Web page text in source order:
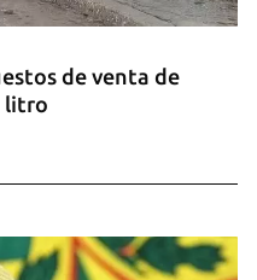
de venta de
litro